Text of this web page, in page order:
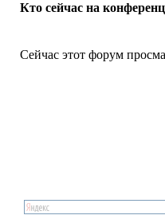
Кто сейчас на
Сейчас этот форум